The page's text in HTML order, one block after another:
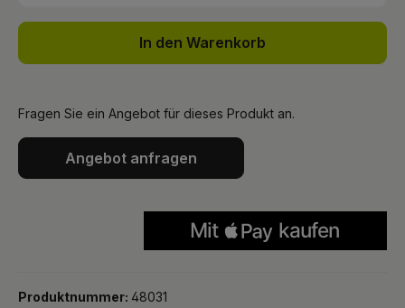
In den Warenkorb
Fragen Sie ein Angebot für dieses Produkt an.
Angebot anfragen
Produktnummer: 48031